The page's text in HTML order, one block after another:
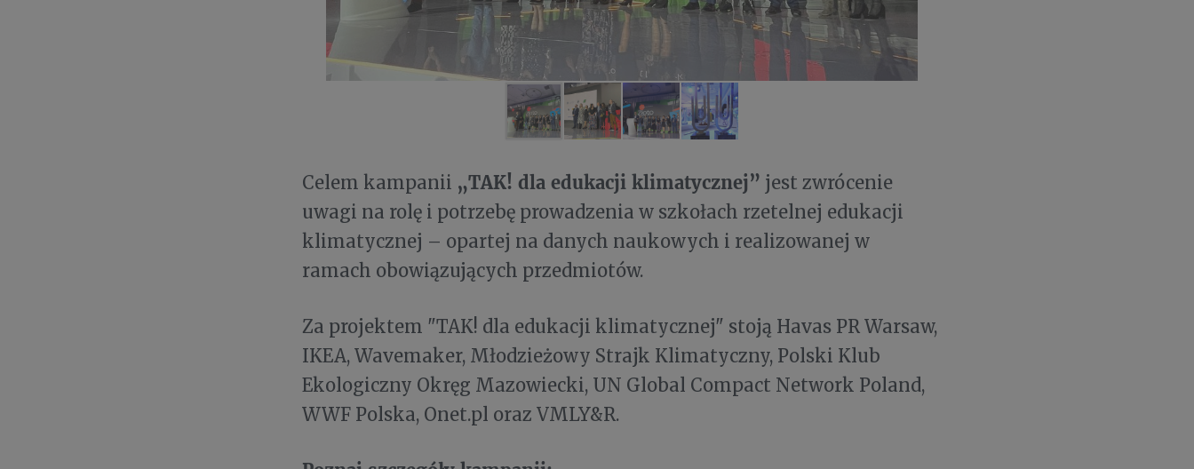
Celem kampanii „TAK! dla edukacji klimatycznej” jest zwrócenie
uwagi na rolę i potrzebę prowadzenia w szkołach rzetelnej edukacji
klimatycznej – opartej na danych naukowych i realizowanej w
ramach obowiązujących przedmiotów.
Za projektem "TAK! dla edukacji klimatycznej" stoją Havas PR Warsaw,
IKEA, Wavemaker, Młodzieżowy Strajk Klimatyczny, Polski Klub
Ekologiczny Okręg Mazowiecki, UN Global Compact Network Poland,
WWF Polska, Onet.pl oraz VMLY&R.